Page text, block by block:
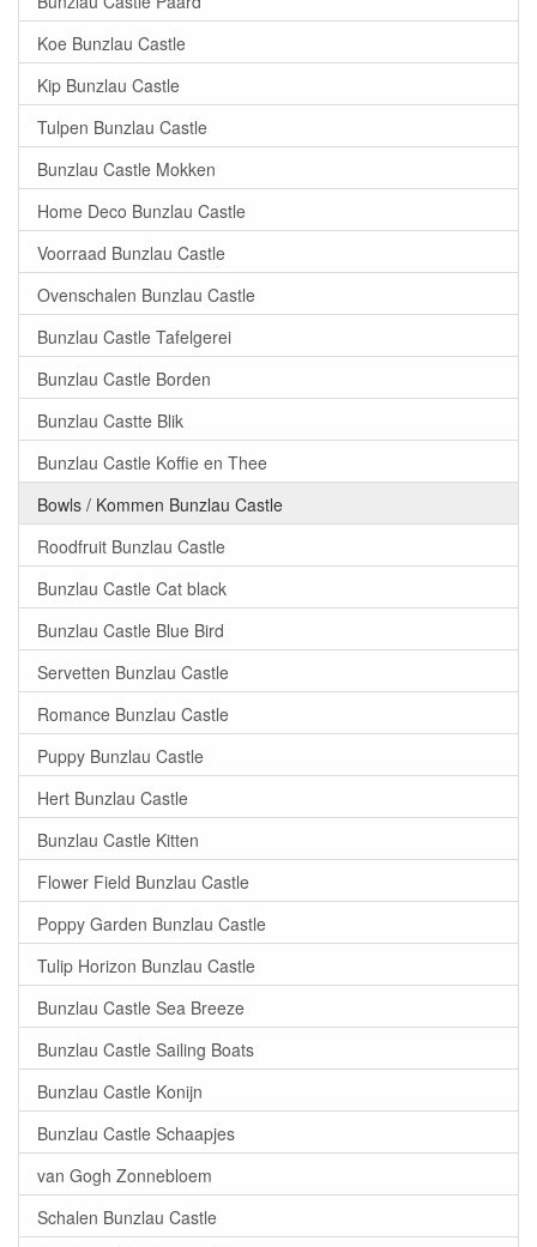
Koe Bunzlau Castle
Kip Bunzlau Castle
Tulpen Bunzlau Castle
Bunzlau Castle Mokken
Home Deco Bunzlau Castle
Voorraad Bunzlau Castle
Ovenschalen Bunzlau Castle
Bunzlau Castle Tafelgerei
Bunzlau Castle Borden
Bunzlau Castte Blik
Bunzlau Castle Koffie en Thee
Bowls / Kommen Bunzlau Castle
Roodfruit Bunzlau Castle
Bunzlau Castle Cat black
Bunzlau Castle Blue Bird
Servetten Bunzlau Castle
Romance Bunzlau Castle
Puppy Bunzlau Castle
Hert Bunzlau Castle
Bunzlau Castle Kitten
Flower Field Bunzlau Castle
Poppy Garden Bunzlau Castle
Tulip Horizon Bunzlau Castle
Bunzlau Castle Sea Breeze
Bunzlau Castle Sailing Boats
Bunzlau Castle Konijn
Bunzlau Castle Schaapjes
van Gogh Zonnebloem
Schalen Bunzlau Castle